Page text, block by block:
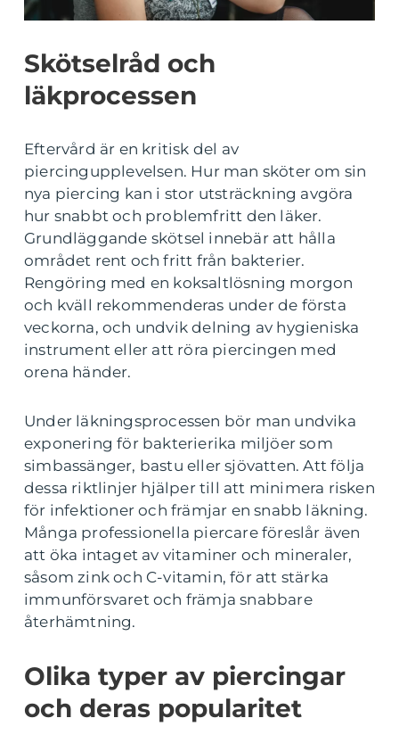
Skötselråd och
läkprocessen
Eftervård är en kritisk del av
piercingupplevelsen. Hur man sköter om sin
nya piercing kan i stor utsträckning avgöra
hur snabbt och problemfritt den läker.
Grundläggande skötsel innebär att hålla
området rent och fritt från bakterier.
Rengöring med en koksaltlösning morgon
och kväll rekommenderas under de första
veckorna, och undvik delning av hygieniska
instrument eller att röra piercingen med
orena händer.
Under läkningsprocessen bör man undvika
exponering för bakterierika miljöer som
simbassänger, bastu eller sjövatten. Att följa
dessa riktlinjer hjälper till att minimera risken
för infektioner och främjar en snabb läkning.
Många professionella piercare föreslår även
att öka intaget av vitaminer och mineraler,
såsom zink och C-vitamin, för att stärka
immunförsvaret och främja snabbare
återhämtning.
Olika typer av piercingar
och deras popularitet